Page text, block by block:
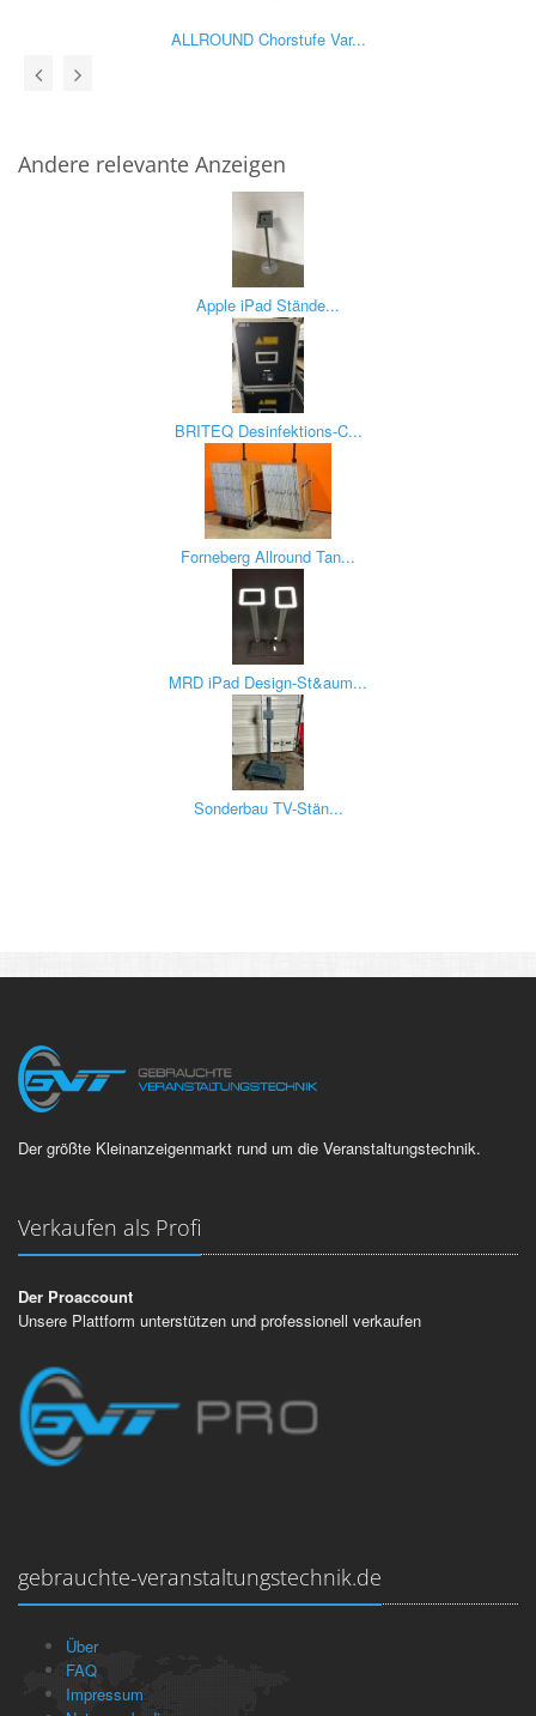
ALLROUND Chorstufe Var...
Andere relevante Anzeigen
Apple iPad Stände...
BRITEQ Desinfektions-C...
Forneberg Allround Tan...
MRD iPad Design-St&aum...
Sonderbau TV-Stän...
Der größte Kleinanzeigenmarkt rund um die Veranstaltungstechnik.
Verkaufen als Profi
Der Proaccount
Unsere Plattform unterstützen und professionell verkaufen
gebrauchte-veranstaltungstechnik.de
Über
FAQ
Impressum